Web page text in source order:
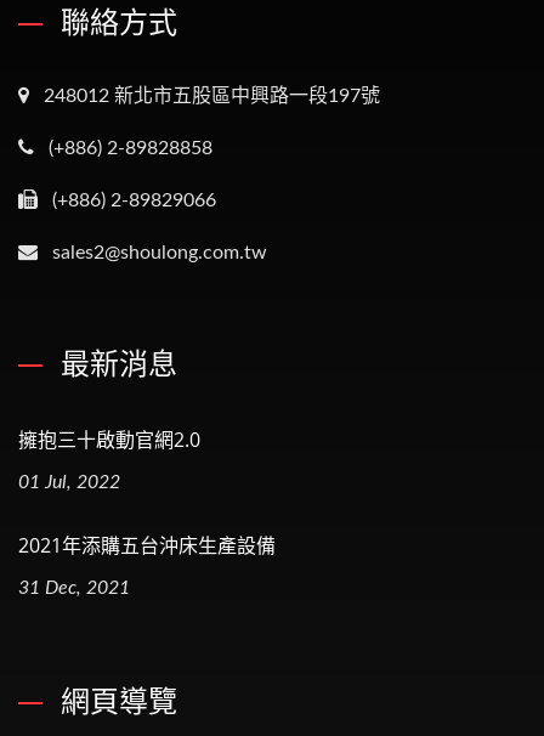
聯絡方式
248012 新北市五股區中興路一段197號
(+886) 2-89828858
(+886) 2-89829066
sales2@shoulong.com.tw
最新消息
擁抱三十啟動官網2.0
01 Jul, 2022
2021年添購五台沖床生產設備
31 Dec, 2021
網頁導覽